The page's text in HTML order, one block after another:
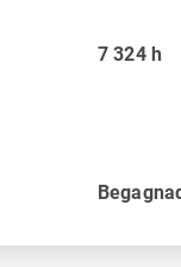
7 324 h